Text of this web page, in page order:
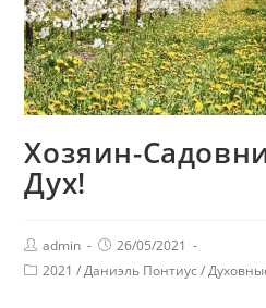
Хозяин-
Дух!
admin
26/05/2021
2021 / Даниэль Понтиус /